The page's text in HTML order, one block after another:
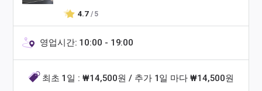
4.7 / 5
영업시간: 10:00 - 19:00
최초 1일 : ₩14,500원 / 추가 1일 마다 ₩14,500원